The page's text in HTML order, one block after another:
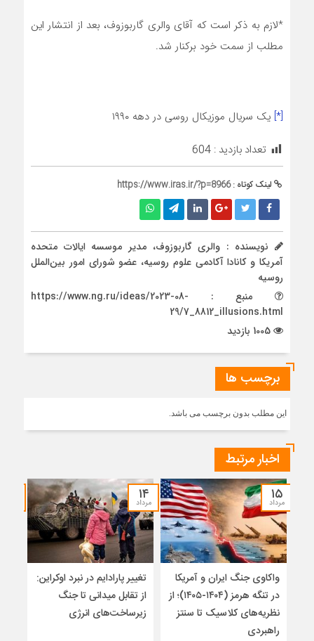
*لازم به ذکر است که آقای والری گاربوزوف، بعد از انتشار این
مطلب از سمت خود برکنار شد.
[*] یک سریال موزیکال روسی در دهه ۱۹۹۰
تعداد بازدید : 604
لینک کوتاه :https://www.iras.ir/?p=8966
نویسنده : والری گاربوزوف، مدیر موسسه ایالات متحده
آمریکا و کانادا آکادمی علوم روسیه، عضو شورای امور بین‌الملل
روسیه
منبع : https://www.ng.ru/ideas/2023-08-
29/7_8812_illusions.html
برچسب ها
این مطلب بدون برچسب می باشد.
اخبار مرتبط
۱۵
مرداد
واکاوی جنگ ایران و آمریکا
در تنگه هرمز (۱۴۰۴-۱۴۰۵)؛ از
نظریه‌های کلاسیک تا سنتز
راهبردی
۱۴
مرداد
تغییر پارادایم در نبرد اوکراین:
از تقابل میدانی تا جنگ
زیرساخت‌های انرژی